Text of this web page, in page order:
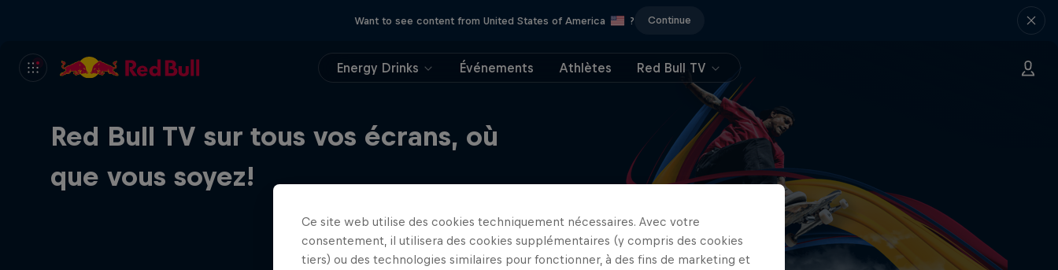
Want to see content from United States of America ? Continue
Energy Drinks Événements Athlètes Red Bull TV
Red Bull TV sur tous vos écrans, où
que vous soyez!
Ce site web utilise des cookies techniquement nécessaires. Avec votre
consentement, il utilisera des cookies supplémentaires (y compris des cookies
tiers) ou des technologies similaires pour fonctionner, à des fins de marketing et